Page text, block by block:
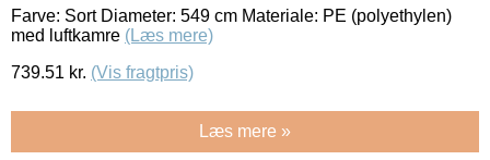
Farve: Sort Diameter: 549 cm Materiale: PE (polyethylen)
med luftkamre (Læs mere)
739.51 kr. (Vis fragtpris)
Læs mere »